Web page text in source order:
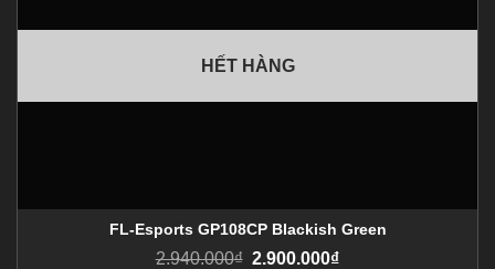
HẾT HÀNG
FL-Esports GP108CP Blackish Green
2.940.000₫ 2.900.000₫